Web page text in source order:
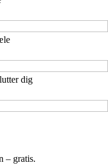
dig
– gratis.